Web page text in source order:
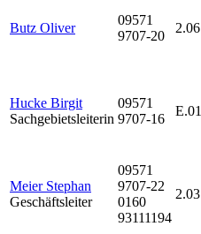
Butz Oliver
09571
9707-20
2.06
Hucke Birgit
Sachgebietsleiterin
09571
9707-16
E.01
Meier Stephan
Geschäftsleiter
09571
9707-22
0160
93111194
2.03